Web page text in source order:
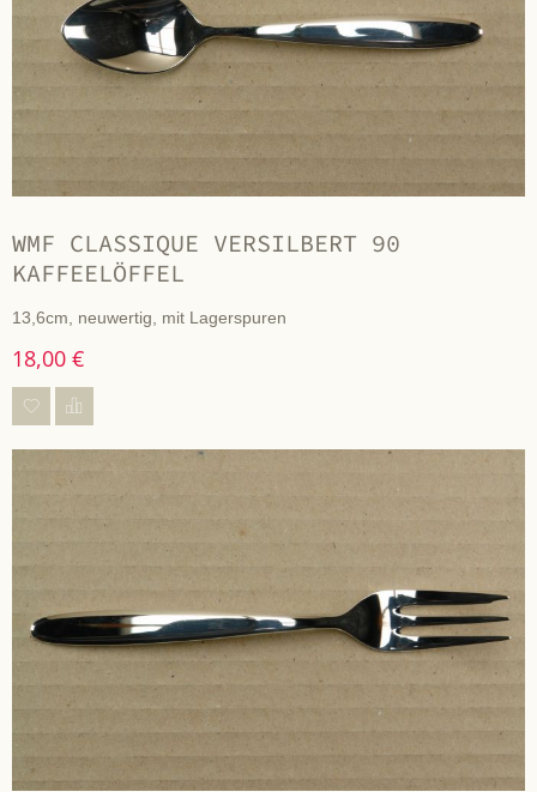
WMF CLASSIQUE VERSILBERT 90
KAFFEELÖFFEL
13,6cm, neuwertig, mit Lagerspuren
18,00 €